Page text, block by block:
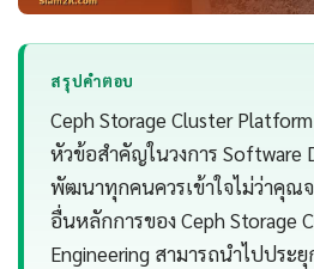
สรุปคำตอบ
Ceph Storage Cluster
หัวข้อสำคัญในวงการ Software
พัฒนาทุกคนควรเข้าใจไม่ว่าคุณ
อื่นหลักการของ Ceph Storage
Engineering สามารถนำไปประ